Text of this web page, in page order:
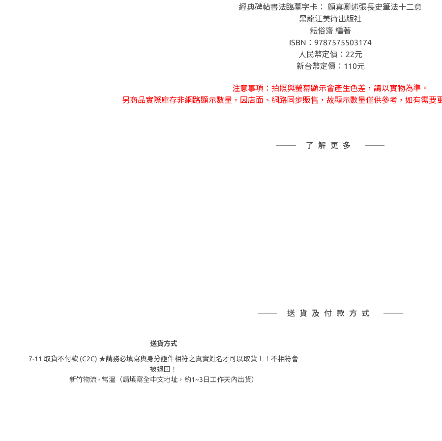
經典碑帖書法臨摹字卡： 顏真卿述張長史筆法十二意
黑龍江美術出版社
耘俗齋 編著
ISBN：9787575503174
人民幣定價：22元
新台幣定價：110元
注意事項：拍照與螢幕顯示會產生色差，請以實物為準。
另商品實際庫存非網路顯示數量，因店面、網路同步販售，故顯示數量僅供參考，如有需要
了解更多
送貨及付款方式
送貨方式
7-11 取貨不付款 (C2C) ★請務必填寫與身分證件相符之真實姓名才可以取貨！！不相符會
被退回！
新竹物流 - 常溫（請填寫全中文地址，約1~3日工作天內出貨）